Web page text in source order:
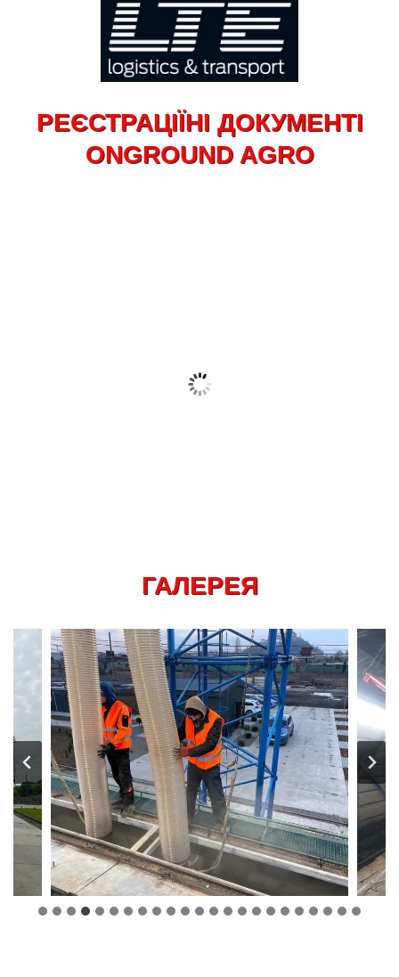
РЕЄСТРАЦІЇНІ ДОКУМЕНТІ
ONGROUND AGRO
ГАЛЕРЕЯ